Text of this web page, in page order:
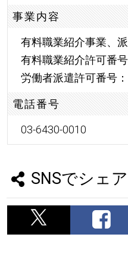
事業内容
有料職業紹介事業、
有料職業紹介許可番
労働者派遣許可番号
電話番号
03-6430-0010
SNSでシェア